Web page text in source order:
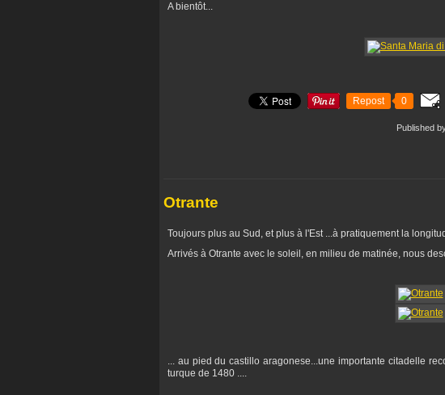
A bientôt...
Repost 0
Published
Otrante
Toujours plus au Sud, et plus à l'Est ...à pratiquement la
Arrivés à Otrante avec le soleil, en milieu de matinée, nous
... au pied du castillo aragonese...une importante citadelle
turque de 1480 ....